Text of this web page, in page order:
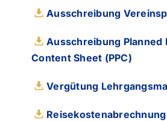
Ausschreibung
Ausschreibung Planned
Content Sheet (PPC)
Vergütung
Reisekostenabrechnung